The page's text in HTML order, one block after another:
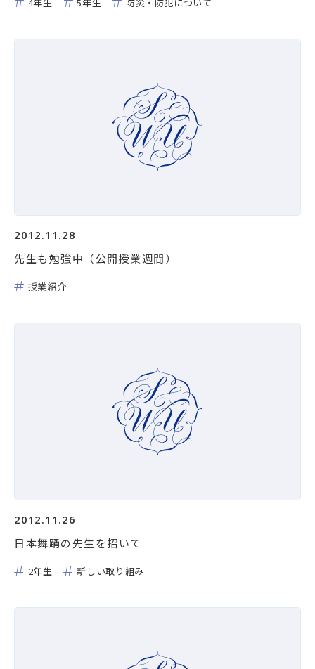
2012.11.28
先生も勉強中（公開授業週間）
授業紹介
2012.11.26
日本舞踊の先生を招いて
2年生 新しい取り組み